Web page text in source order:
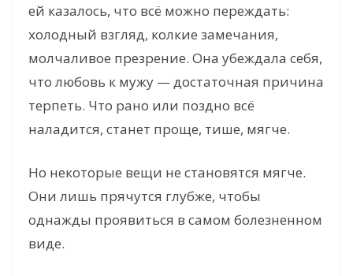
ей казалось, что всё можно переждать:
холодный взгляд, колкие замечания,
молчаливое презрение. Она убеждала себя,
что любовь к мужу — достаточная причина
терпеть. Что рано или поздно всё
наладится, станет проще, тише, мягче.
Но некоторые вещи не становятся мягче.
Они лишь прячутся глубже, чтобы
однажды проявиться в самом болезненном
виде.